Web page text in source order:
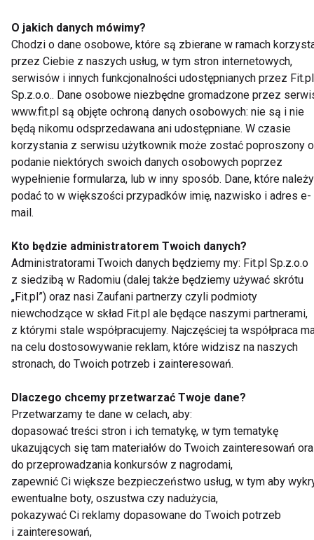
oraz oświadczenie o pełnoletniości i zgodę na
przetwarzanie danych osobowych do celów
z niniejszym konkursem oraz, że nie dotyczą go
zastrzeżenia pkt. 2 rozdział 2 niniejszego regulaminu.
10. Po otrzymaniu przez Organizatora potwierdzenia
informacji oraz danych adresowych, o których mowa
punkcie 9, nagrody zostaną wysłane zwycięzcom
lub kurierem w terminie wyznaczonym przez
Organizatora jednak nie później niż 10 dni od daty
przysłania maila o którym mowa w pkt. 9 rozdział 2
niniejszego regulaminu
po stronie zwycięzcy pozostaną w dyspozycji
Organizatora.
6. NADZÓR NAD PRAWIDŁOWOŚCIĄ
PRZEPROWADZENIA KONKURSU
1. Organem dokonującym weryfikacji przyznania
oraz decydującym o przyznaniu nagrody, o których
2. Komisja konkursowa składa się z 3 członków
powołanych przez Organizatora.
3. Komisja konkursowa dokonując weryfikacji
konkursowych, weźmie pod uwagę prawidłowość
przesłanych zgłoszeń zgodnie z niniejszym
regulaminem oraz kryterium oryginalności wykonania
zadania konkursowego.
O jakich danych mówimy?
Chodzi o dane osobowe, które są zbierane w ramach
przez Ciebie z naszych usług, w tym stron internetowych,
serwisów i innych funkcjonalności udostępnianych przez Fit.pl
Sp.z.o.o.. Dane osobowe niezbędne gromadzone przez
www.fit.pl są objęte ochroną danych osobowych: nie są i nie
będą nikomu odsprzedawana ani udostępniane. W czasie
korzystania z serwisu użytkownik może zostać poproszony o
podanie niektórych swoich danych osobowych poprzez
wypełnienie formularza, lub w inny sposób. Dane, które należy
podać to w większości przypadków imię, nazwisko i adres e-
mail.
Kto będzie administratorem Twoich danych?
Administratorami Twoich danych będziemy my: Fit.pl Sp.z.o.o
z siedzibą w Radomiu (dalej także będziemy używać skrótu
„Fit.pl”) oraz nasi Zaufani partnerzy czyli podmioty
niewchodzące w skład Fit.pl ale będące naszymi partnerami,
z którymi stale współpracujemy. Najczęściej ta współpraca
na celu dostosowywanie reklam, które widzisz na naszych
stronach, do Twoich potrzeb i zainteresowań.
Dlaczego chcemy przetwarzać Twoje dane?
Przetwarzamy te dane w celach, aby:
dopasować treści stron i ich tematykę, w tym tematykę
ukazujących się tam materiałów do Twoich zainteresowań
do przeprowadzania konkursów z nagrodami,
zapewnić Ci większe bezpieczeństwo usług, w tym aby
ewentualne boty, oszustwa czy nadużycia,
pokazywać Ci reklamy dopasowane do Twoich potrzeb
i zainteresowań,